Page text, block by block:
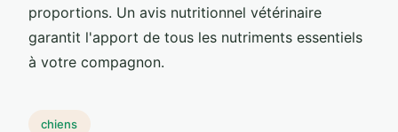
proportions. Un avis nutritionnel vétérinaire
garantit l'apport de tous les nutriments essentiels
à votre compagnon.
chiens